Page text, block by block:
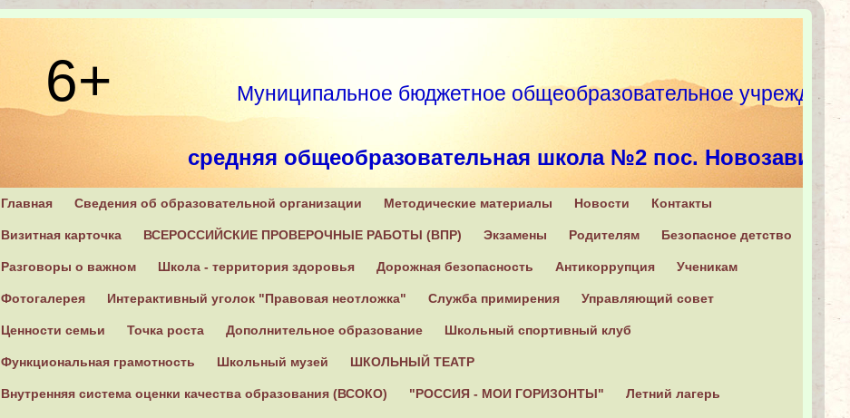
6+ Муниципальное бюджетное общеобразовательное
средняя общеобразовательная школа №2 пос.
171270, Тверская область, Конаковский район, п. Новозавидовский, ул. Советская, 6
+7 (482 42) 2-16-31
Главная Сведения об образовательной организации Методические материалы Новости Контакты
Визитная карточка ВСЕРОССИЙСКИЕ ПРОВЕРОЧНЫЕ РАБОТЫ (ВПР) Экзамены Родителям Безопасное детство
Разговоры о важном Школа - территория здоровья Дорожная безопасность Антикоррупция Ученикам
Фотогалерея Интерактивный уголок "Правовая неотложка" Служба примирения Управляющий совет
Ценности семьи Точка роста Дополнительное образование Школьный спортивный клуб
Функциональная грамотность Школьный музей ШКОЛЬНЫЙ ТЕАТР
Внутренняя система оценки качества образования (ВСОКО) "РОССИЯ - МОИ ГОРИЗОНТЫ" Летний лагерь